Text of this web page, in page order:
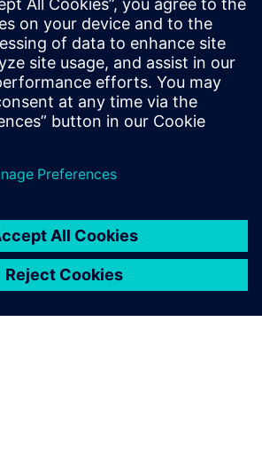
eseményekről és a történelmi
korábban bevett kontextuális
megoldást nyújtson a
a támogatási jegyen belül.